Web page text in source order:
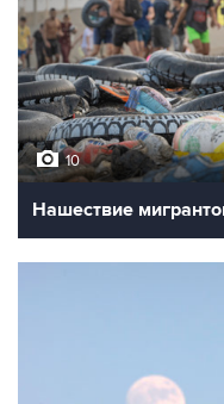
10
Нашествие